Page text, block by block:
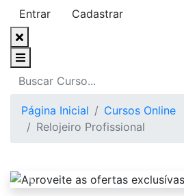
Entrar
Cadastrar
Página Inicial
Cursos Online
Relojeiro Profissional